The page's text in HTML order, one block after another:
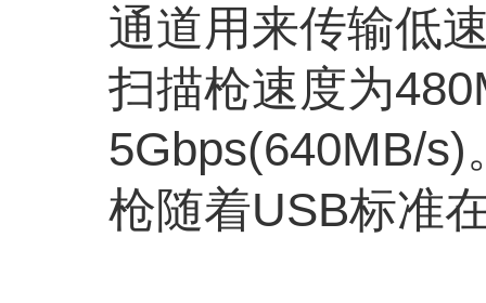
通道用来传输低
扫描枪速度为
5Gbps(640MB/
枪随着USB标准